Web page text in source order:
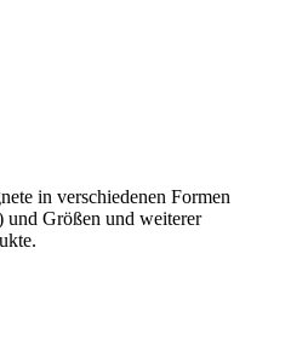
in verschiedenen Formen
und Größen und weiterer